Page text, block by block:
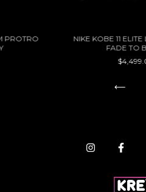
PROTRO
NIKE KOBE 11
FADE TO